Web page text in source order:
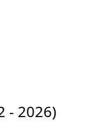
- 2026)